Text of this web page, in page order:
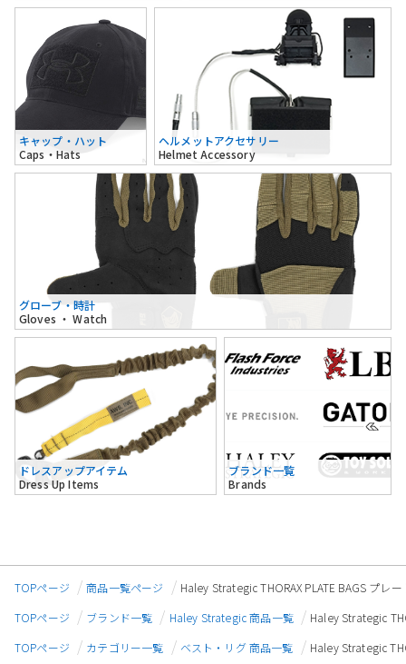
キャップ・ハット
Caps・Hats
ヘルメットアクセサリー
Helmet Accessory
グローブ・時計
Gloves ・ Watch
ドレスアップアイテム
Dress Up Items
ブランド一覧
Brands
TOPページ 商品一覧ページ
Haley Strategic THORAX PLATE BAGS プレ
TOPページ
ブランド一覧 Haley Strategic 商品一覧
Haley Strategic
TOPページ
カテゴリー一覧 ベスト・リグ 商品一覧
Haley Strategic